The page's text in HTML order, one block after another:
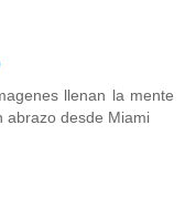
llenan la mente
abrazo desde Miami